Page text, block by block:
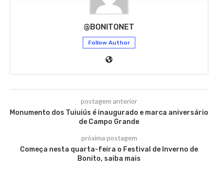
@BONITONET
Follow Author
postagem anterior
Monumento dos Tuiuiús é inaugurado e marca aniversário
de Campo Grande
próxima postagem
Começa nesta quarta-feira o Festival de Inverno de
Bonito, saiba mais